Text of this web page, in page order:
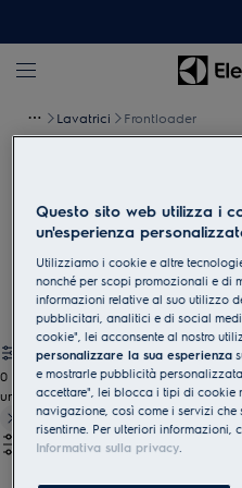
Lavatrici Frontloader
Lavatrici a
Le nostre lavatrici a carica
mantengono. In questo modo,
nuovi!
0
undefined
Questo sito web utilizza i
un'esperienza
Utilizziamo i cookie e altre
nonché per scopi promozionali e di
informazioni relative al suo utilizzo
pubblicitari, analitici e di social
cookie", lei acconsente al nostro
personalizzare la sua esperienza
e mostrarle pubblicità
accettare", lei blocca i tipi di cookie
navigazione, così come i servizi
risentirne. Per ulteriori informazioni,
Informativa sulla privacy.